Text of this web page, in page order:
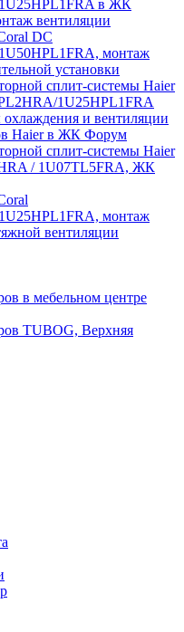
в ЖК
вентиляции
DC
монтаж
установки
сплит-системы Haier
1U25HPL1FRA
и вентиляции
Haier в ЖК Форум
сплит-системы Haier
/ 1U07TL5FRA, ЖК
монтаж
вентиляции
в мебельном центре
TUBOG, Верхняя